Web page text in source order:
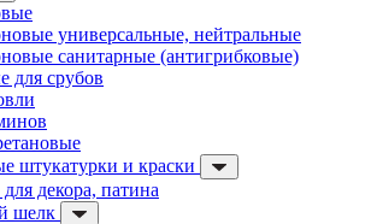
универсальные, нейтральные
санитарные (антигрибковые)
для срубов
штукатурки и краски
декора, патина
шелк